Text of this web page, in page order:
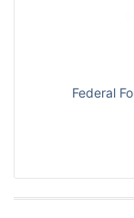
Federal